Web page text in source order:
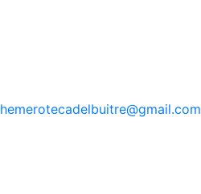
hemerotecadelbuitre@gmail.com